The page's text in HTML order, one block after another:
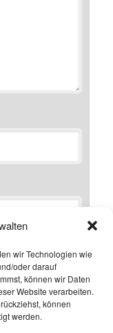
wir Technologien wie
oder darauf
können wir Daten
Website verarbeiten.
können
werden.